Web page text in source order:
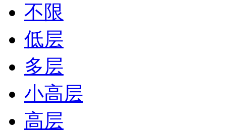
不限
低层
多层
小高层
高层